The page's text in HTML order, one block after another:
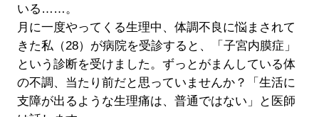
いる……。
月に一度やってくる生理中、体調不良に悩まされて
きた私（28）が病院を受診すると、「子宮内膜症」
という診断を受けました。ずっとがまんしている体
の不調、当たり前だと思っていませんか？「生活に
支障が出るような生理痛は、普通ではない」と医師